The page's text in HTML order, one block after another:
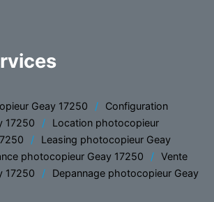
Geay 17250
Configuration
17250
Location photocopieur
Leasing photocopieur Geay
photocopieur Geay 17250
Vente
17250
Depannage photocopieur Geay